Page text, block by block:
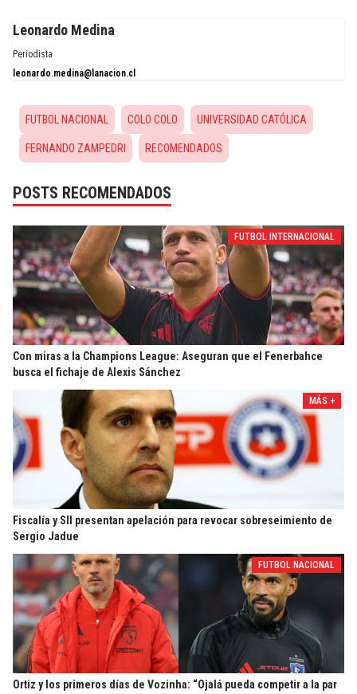
Leonardo Medina
Periodista
leonardo.medina@lanacion.cl
FUTBOL NACIONAL COLO COLO UNIVERSIDAD CATÓLICA
FERNANDO ZAMPEDRI RECOMENDADOS
POSTS RECOMENDADOS
FUTBOL INTERNACIONAL
Con miras a la Champions League: Aseguran que el Fenerbahce
busca el fichaje de Alexis Sánchez
MÁS +
Fiscalía y SII presentan apelación para revocar sobreseimiento de
Sergio Jadue
FUTBOL NACIONAL
Ortiz y los primeros días de Vozinha: “Ojalá pueda competir a la par